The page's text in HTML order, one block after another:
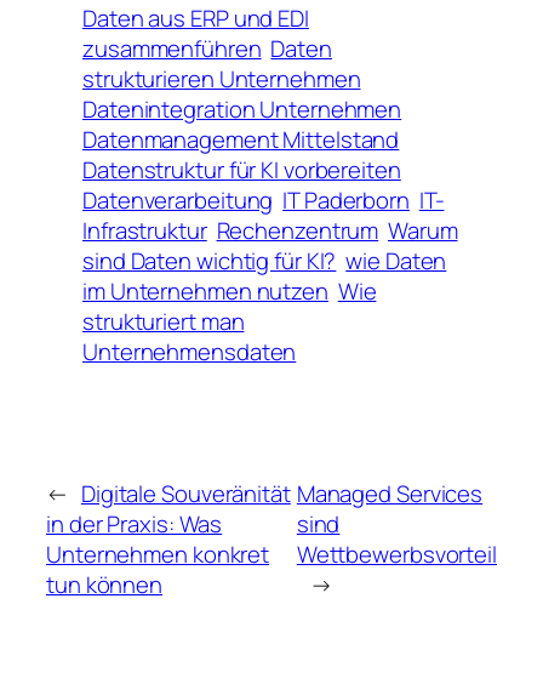
Daten aus ERP und EDI
zusammenführen Daten
strukturieren Unternehmen
Datenintegration Unternehmen
Datenmanagement Mittelstand
Datenstruktur für KI vorbereiten
Datenverarbeitung IT Paderborn IT-
Infrastruktur Rechenzentrum Warum
sind Daten wichtig für KI? wie Daten
im Unternehmen nutzen Wie
strukturiert man
Unternehmensdaten
← Digitale Souveränität
in der Praxis: Was
Unternehmen konkret
tun können
Managed Services
sind
Wettbewerbsvorteil
→